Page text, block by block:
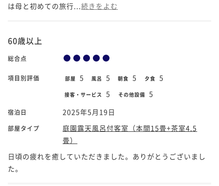
は母と初めての旅行... 続きをよむ
60歳以上
総合点
項目別評価 部屋 5 風呂 5 朝食 5 夕食 5
接客・サービス 5 その他設備 5
宿泊日 2025年5月19日
部屋タイプ
庭園露天風呂付客室（本間15畳+茶室4.5
畳）
日頃の疲れを癒していただきました。ありがとうございまし
た。